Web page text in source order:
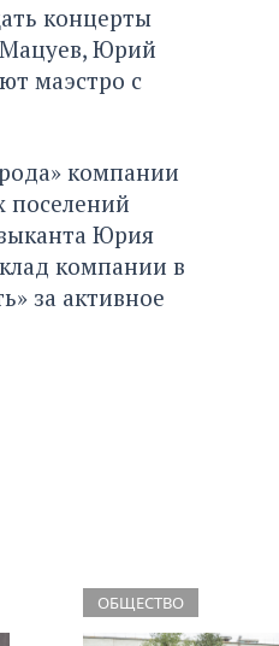
концерты
Юрий
маэстро с
компании
поселений
Юрия
компании в
за активное
ОБЩЕСТВО